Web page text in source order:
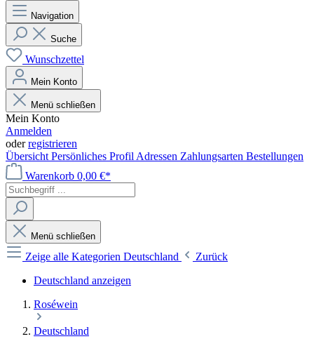
Navigation
Suche
Wunschzettel
Mein Konto
Menü schließen
Mein Konto
Anmelden
oderregistrieren
Übersicht Persönliches Profil Adressen Zahlungsarten Bestellungen
Warenkorb 0,00 €*
Menü schließen
Zeige alle Kategorien Deutschland
Zurück
Deutschland anzeigen
Roséwein
Deutschland